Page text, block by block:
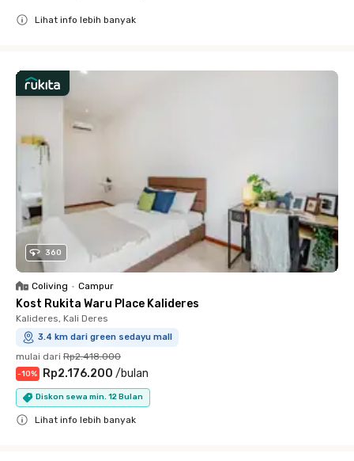
Lihat info lebih banyak
360
Coliving • Campur
Kost Rukita Waru Place Kalideres
Kalideres, Kali Deres
3.4 km dari green sedayu mall
mulai dari Rp2.418.000
-10% Rp2.176.200 /bulan
Diskon sewa min. 12 Bulan
Lihat info lebih banyak